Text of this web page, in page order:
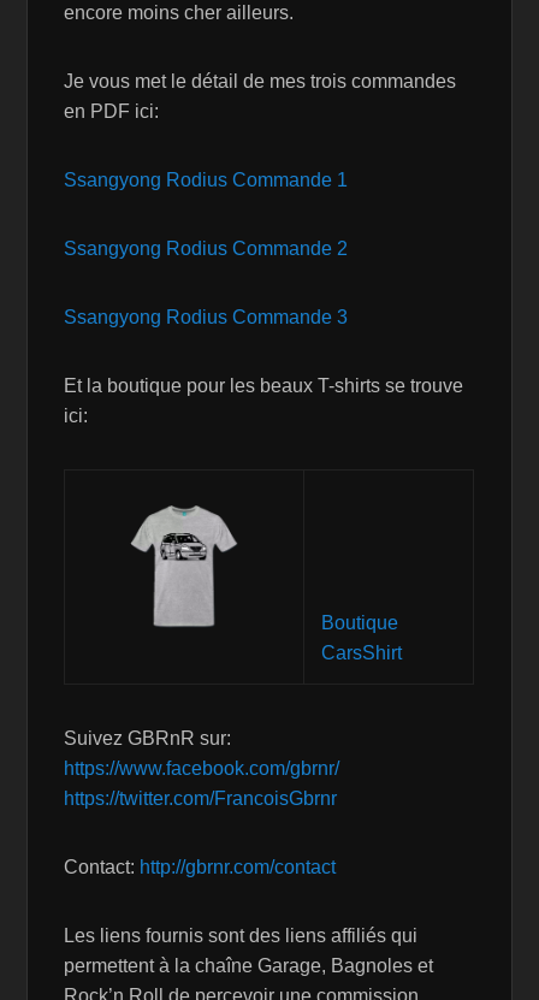
encore moins cher ailleurs.
Je vous met le détail de mes trois commandes
en PDF ici:
Ssangyong Rodius Commande 1
Ssangyong Rodius Commande 2
Ssangyong Rodius Commande 3
Et la boutique pour les beaux T-shirts se trouve
ici:
Boutique
CarsShirt
Suivez GBRnR sur:
https://www.facebook.com/gbrnr/
https://twitter.com/FrancoisGbrnr
Contact: http://gbrnr.com/contact
Les liens fournis sont des liens affiliés qui
permettent à la chaîne Garage, Bagnoles et
Rock’n Roll de percevoir une commission.